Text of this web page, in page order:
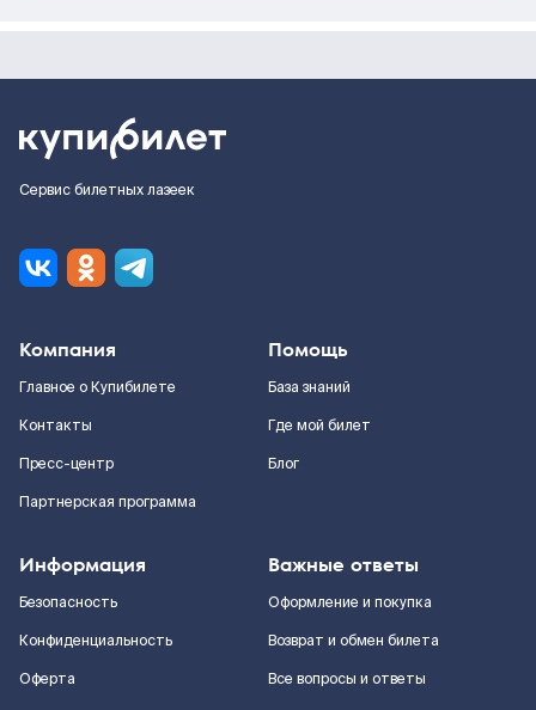
Сервис билетных лазеек
Компания
Главное о Купибилете
Контакты
Пресс-центр
Партнерская программа
Помощь
База знаний
Где мой билет
Блог
Информация
Безопасность
Конфиденциальность
Оферта
Важные ответы
Оформление и покупка
Возврат и обмен билета
Все вопросы и ответы